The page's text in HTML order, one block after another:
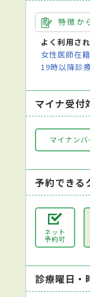
特徴か
よく利用さ
女性医師在籍
19時以降診
マイナ受付
マイナン
予約できる
ネット
予約可
診療曜日・